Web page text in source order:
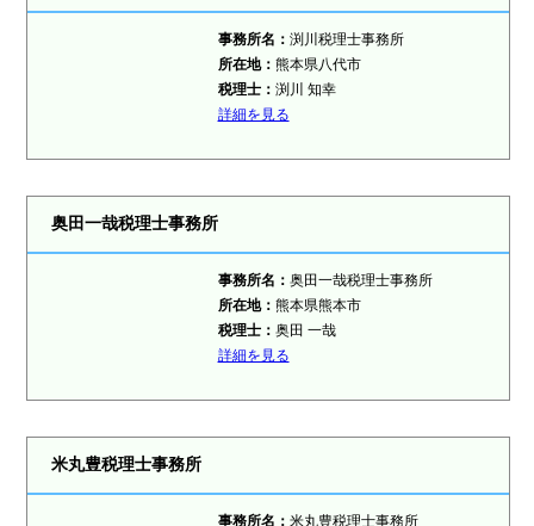
事務所名： 渕川税理士事務所
所在地： 熊本県八代市
税理士： 渕川 知幸
詳細を見る
奥田一哉税理士事務所
事務所名： 奥田一哉税理士事務所
所在地： 熊本県熊本市
税理士： 奥田 一哉
詳細を見る
米丸豊税理士事務所
事務所名： 米丸豊税理士事務所